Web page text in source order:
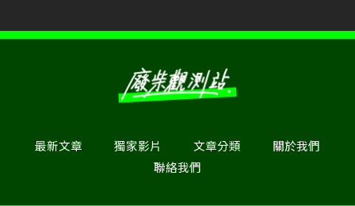
最新文章 獨家影片 文章分類
關於我們
聯絡我們